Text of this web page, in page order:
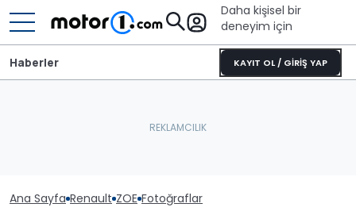
Daha kişisel bir
deneyim için
KAYIT OL / GİRİŞ YAP
Haberler
Ana Sayfa Renault ZOE Fotoğraflar